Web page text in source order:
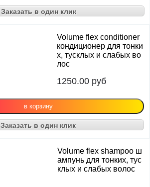
Заказать в один клик
Volume flex conditioner
кондиционер для тонки
х, тусклых и слабых во
лос
1250.00 руб
Заказать в один клик
Volume flex shampoo ш
ампунь для тонких, тус
клых и слабых волос